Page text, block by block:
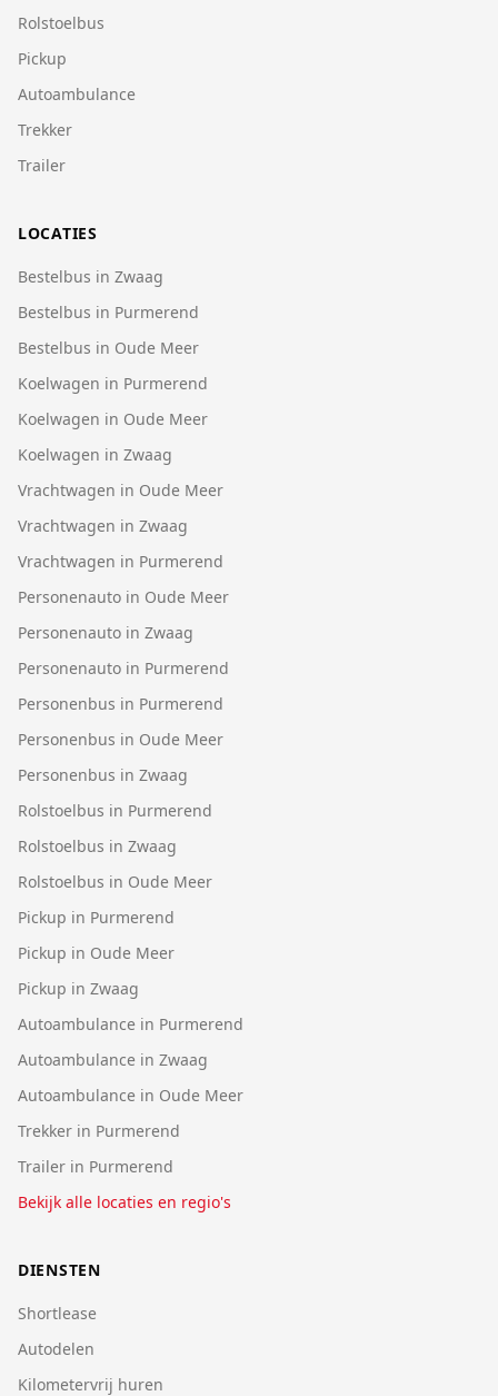
Rolstoelbus
Pickup
Autoambulance
Trekker
Trailer
LOCATIES
Bestelbus in Zwaag
Bestelbus in Purmerend
Bestelbus in Oude Meer
Koelwagen in Purmerend
Koelwagen in Oude Meer
Koelwagen in Zwaag
Vrachtwagen in Oude Meer
Vrachtwagen in Zwaag
Vrachtwagen in Purmerend
Personenauto in Oude Meer
Personenauto in Zwaag
Personenauto in Purmerend
Personenbus in Purmerend
Personenbus in Oude Meer
Personenbus in Zwaag
Rolstoelbus in Purmerend
Rolstoelbus in Zwaag
Rolstoelbus in Oude Meer
Pickup in Purmerend
Pickup in Oude Meer
Pickup in Zwaag
Autoambulance in Purmerend
Autoambulance in Zwaag
Autoambulance in Oude Meer
Trekker in Purmerend
Trailer in Purmerend
Bekijk alle locaties en regio's
DIENSTEN
Shortlease
Autodelen
Kilometervrij huren